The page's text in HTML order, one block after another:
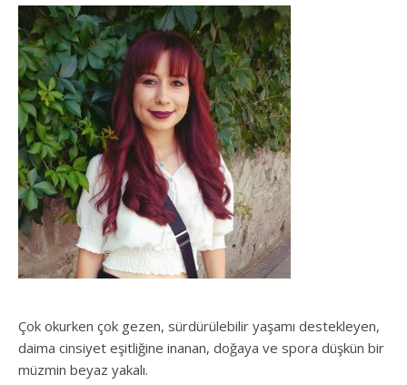
Çok okurken çok gezen, sürdürülebilir yaşamı destekleyen,
daima cinsiyet eşitliğine inanan, doğaya ve spora düşkün bir
müzmin beyaz yakalı.